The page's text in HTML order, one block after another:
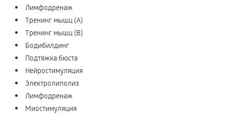
Лимфодренаж
Тренинг мышц (А)
Тренинг мышц (В)
Бодибилдинг
Подтяжка бюста
Нейростимуляция
Электролиполиз
Лимфодренаж
Миостимуляция